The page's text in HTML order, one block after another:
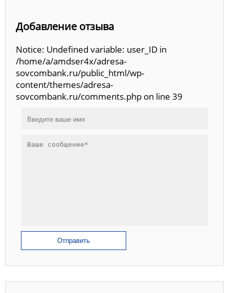
Добавление отзыва
Notice: Undefined variable: user_ID in
/home/a/amdser4x/adresa-
sovcombank.ru/public_html/wp-
content/themes/adresa-
sovcombank.ru/comments.php on line 39
Отправить